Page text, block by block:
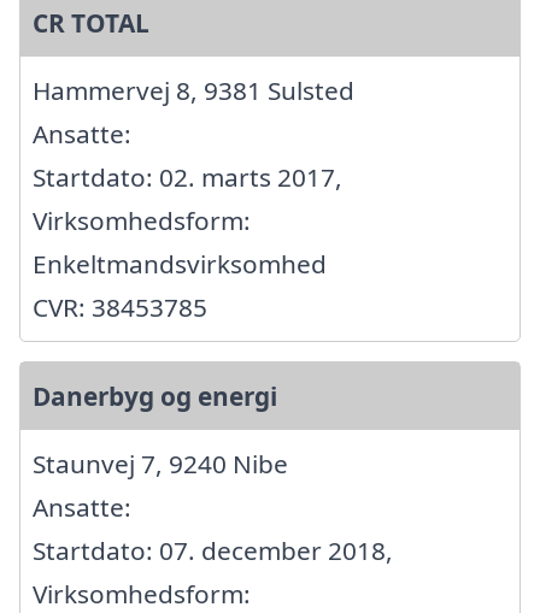
CR TOTAL
Hammervej 8, 9381 Sulsted
Ansatte:
Startdato: 02. marts 2017,
Virksomhedsform:
Enkeltmandsvirksomhed
CVR: 38453785
Danerbyg og energi
Staunvej 7, 9240 Nibe
Ansatte:
Startdato: 07. december 2018,
Virksomhedsform: